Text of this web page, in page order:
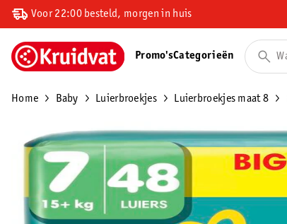
Voor 22:00 besteld, morgen in huis
Promo'sCategorieën
Home Baby Luierbroekjes Luierbroekjes maat 8